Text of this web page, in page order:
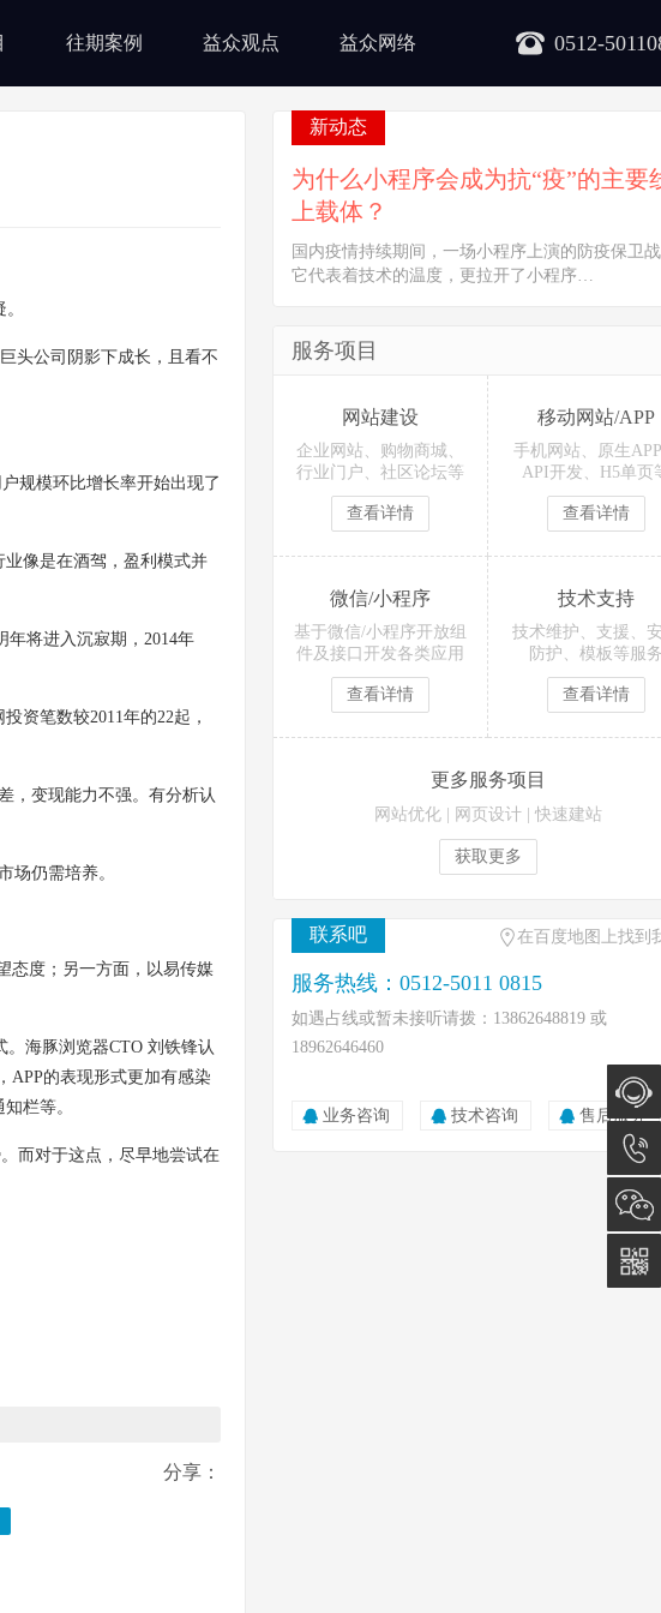
0512-
往期案例 益众观点 益众网络
头公司阴影下成长，且看不
规模环比增长率开始出现了
像是在酒驾，盈利模式并
将进入沉寂期，2014年
资笔数较2011年的22起，
，变现能力不强。有分析认
仍需培养。
态度；另一方面，以易传媒
海豚浏览器CTO 刘铁锋认
APP的表现形式更加有感染
栏等。
而对于这点，尽早地尝试在
分享：
新动态
为什么小程序会成为抗“疫”的主要
上载体？
国内疫情持续期间，一场小程序上演的防疫保卫
它代表着技术的温度，更拉开了小程序…
服务项目
网站建设
企业网站、购物商城、
行业门户、社区论坛等
查看详情
移动网站/APP
手机网站、原生
API开发、H5单页
查看详情
微信/小程序
基于微信/小程序开放组
件及接口开发各类应用
查看详情
技术支持
技术维护、支援、
防护、模板等服
查看详情
更多服务项目
网站优化 网页设计 快速建站
获取更多
联系吧 在百度地图上找到
服务热线：0512-5011 0815
如遇占线或暂未接听请拨：13862648819 或
18962646460
业务咨询 技术咨询
售后服务
在线咨
询
0512-
5011